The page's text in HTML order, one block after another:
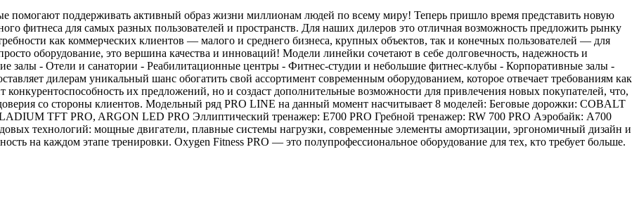
помогают поддерживать активный образ жизни миллионам людей по всему миру! Теперь пришло время представить новую
фитнеса для самых разных пользователей и пространств. Для наших дилеров это отличная возможность предложить рынку
как коммерческих клиентов — малого и среднего бизнеса, крупных объектов, так и конечных пользователей — для
оборудование, это вершина качества и инноваций! Модели линейки сочетают в себе долговечность, надежность и
залы - Отели и санатории - Реабилитационные центры - Фитнес-студии и небольшие фитнес-клубы - Корпоративные залы -
дилерам уникальный шанс обогатить свой ассортимент современным оборудованием, которое отвечает требованиям как
их предложений, но и создаст дополнительные возможности для привлечения новых покупателей, что,
со стороны клиентов. Модельный ряд PRO LINE на данный момент насчитывает 8 моделей: Беговые дорожки: COBALT
TFT PRO, ARGON LED PRO Эллиптический тренажер: E700 PRO Гребной тренажер: RW 700 PRO Аэробайк: A700
технологий: мощные двигатели, плавные системы нагрузки, современные элементы амортизации, эргономичный дизайн и
на каждом этапе тренировки. Oxygen Fitness PRO — это полупрофессиональное оборудование для тех, кто требует больше.